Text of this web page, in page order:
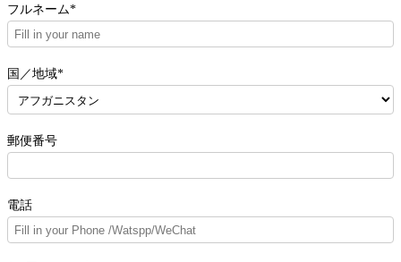
フルネーム*
国／地域*
郵便番号
電話